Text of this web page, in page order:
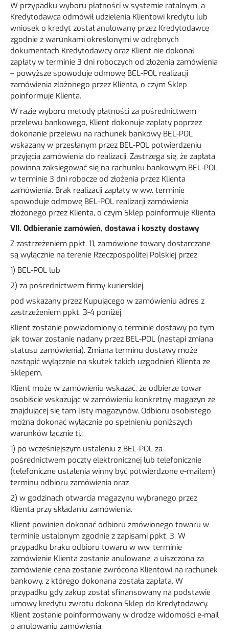
W przypadku wyboru płatności w systemie ratalnym, a
Kredytodawca odmówił udzielenia Klientowi kredytu lub
wniosek o kredyt został anulowany przez Kredytodawcę
zgodnie z warunkami określonymi w odrębnych
dokumentach Kredytodawcy oraz Klient nie dokonał
zapłaty w terminie 3 dni roboczych od złożenia zamówienia
– powyższe spowoduje odmowę BEL-POL realizacji
zamówienia złożonego przez Klienta, o czym Sklep
poinformuje Klienta.
W razie wyboru metody płatności za pośrednictwem
przelewu bankowego, Klient dokonuje zapłaty poprzez
dokonanie przelewu na rachunek bankowy BEL-POL
wskazany w przesłanym przez BEL-POL potwierdzeniu
przyjęcia zamówienia do realizacji. Zastrzega się, że zapłata
powinna zaksięgować się na rachunku bankowym BEL-POL
w terminie 3 dni robocze od złożenia przez Klienta
zamówienia. Brak realizacji zapłaty w ww. terminie
spowoduje odmowę BEL-POL realizacji zamówienia
złożonego przez Klienta, o czym Sklep poinformuje Klienta.
VII. Odbieranie zamówień, dostawa i koszty dostawy
Z zastrzeżeniem ppkt. 11, zamówione towary dostarczane
są wyłącznie na terenie Rzeczpospolitej Polskiej przez:
1) BEL-POL lub
2) za pośrednictwem firmy kurierskiej.
pod wskazany przez Kupującego w zamówieniu adres z
zastrzeżeniem ppkt. 3-4 poniżej.
Klient zostanie powiadomiony o terminie dostawy po tym
jak towar zostanie nadany przez BEL-POL (nastąpi zmiana
statusu zamówienia). Zmiana terminu dostawy może
nastąpić wyłącznie na skutek takich uzgodnień Klienta ze
Sklepem.
Klient może w zamówieniu wskazać, że odbierze towar
osobiście wskazując w zamówieniu konkretny magazyn ze
znajdującej się tam listy magazynów. Odbioru osobistego
można dokonać wyłącznie po spełnieniu poniższych
warunków łącznie tj.:
1) po wcześniejszym ustaleniu z BEL-POL za
pośrednictwem poczty elektronicznej lub telefonicznie
(telefoniczne ustalenia winny być potwierdzone e-mailem)
terminu odbioru zamówienia oraz
2) w godzinach otwarcia magazynu wybranego przez
Klienta przy składaniu zamówienia.
Klient powinien dokonać odbioru zmówionego towaru w
terminie ustalonym zgodnie z zapisami ppkt. 3. W
przypadku braku odbioru towaru w ww. terminie
zamówienie Klienta zostanie anulowane, a uiszczona za
zamówienie cena zostanie zwrócona Klientowi na rachunek
bankowy, z którego dokonana została zapłata. W
przypadku gdy zakup został sfinansowany na podstawie
umowy kredytu zwrotu dokona Sklep do Kredytodawcy.
Klient zostanie poinformowany w drodze widomości e-mail
o anulowaniu zamówienia.